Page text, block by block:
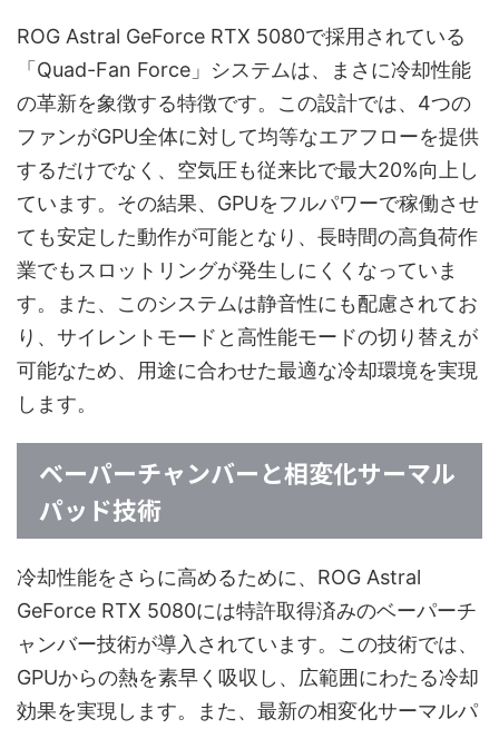
ROG Astral GeForce RTX 5080で採用されている
「Quad-Fan Force」システムは、まさに冷却性能
の革新を象徴する特徴です。この設計では、4つの
ファンがGPU全体に対して均等なエアフローを提供
するだけでなく、空気圧も従来比で最大20%向上し
ています。その結果、GPUをフルパワーで稼働させ
ても安定した動作が可能となり、長時間の高負荷作
業でもスロットリングが発生しにくくなっていま
す。また、このシステムは静音性にも配慮されてお
り、サイレントモードと高性能モードの切り替えが
可能なため、用途に合わせた最適な冷却環境を実現
します。
ベーパーチャンバーと相変化サーマル
パッド技術
冷却性能をさらに高めるために、ROG Astral
GeForce RTX 5080には特許取得済みのベーパーチ
ャンバー技術が導入されています。この技術では、
GPUからの熱を素早く吸収し、広範囲にわたる冷却
効果を実現します。また、最新の相変化サーマルパ